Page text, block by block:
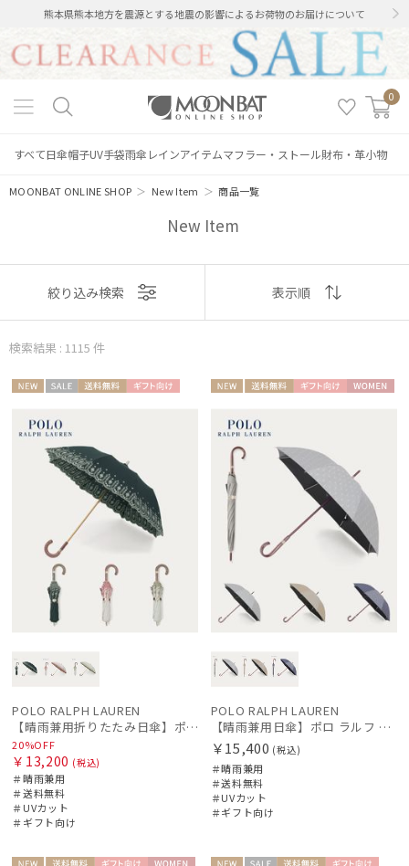
熊本県熊本地方を震源とする地震の影響によるお荷物のお届けについて
0
すべて日傘帽子UV手袋雨傘 レインアイテムマフラー・ストール財布・革小物
MOONBAT ONLINE SHOP ＞ New Item ＞商品一覧
New Item
表示
おすすめ
価格の高い
価格の低い
人気順
売上点数順
お気に入り
絞り込み検索 表示順
検索結果 : 1115 件
ル
WOME
N
POLO RALPH LAUREN
【晴雨兼用折りたたみ日傘】ポロ ラルフ ローレン (POLO RALPH LAUREN) フローラル刺繍 遮光 遮熱 UV
20%OFF
￥13,200 (税込)
＃晴雨兼用
＃送料無料
＃UVカット
＃ギフト向け
料
POLO RALPH LAUREN
【晴雨兼用日傘】ポロ ラルフ ローレン (POLO RALPH LAUREN) POLOPONYジャガード 遮光 遮熱 UV
￥15,400 (税込)
＃晴雨兼用
＃送料無料
＃UVカット
＃ギフト向け